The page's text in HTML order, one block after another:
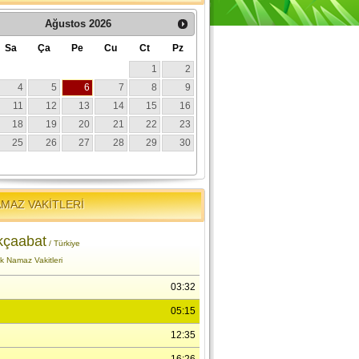
VAKİTLERİ